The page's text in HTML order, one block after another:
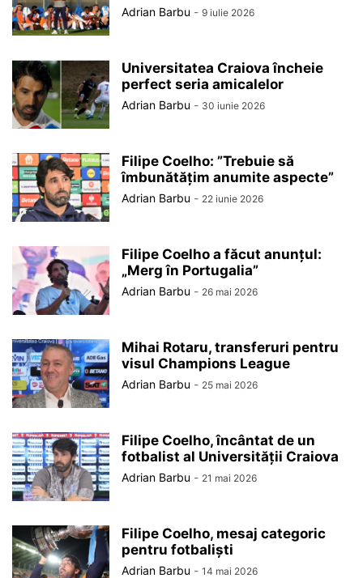
Adrian Barbu - 9 iulie 2026
Universitatea Craiova încheie
perfect seria amicalelor
Adrian Barbu - 30 iunie 2026
Filipe Coelho: ”Trebuie să
îmbunătățim anumite aspecte”
Adrian Barbu - 22 iunie 2026
Filipe Coelho a făcut anunțul:
„Merg în Portugalia”
Adrian Barbu - 26 mai 2026
Mihai Rotaru, transferuri pentru
visul Champions League
Adrian Barbu - 25 mai 2026
Filipe Coelho, încântat de un
fotbalist al Universității Craiova
Adrian Barbu - 21 mai 2026
Filipe Coelho, mesaj categoric
pentru fotbaliști
Adrian Barbu - 14 mai 2026